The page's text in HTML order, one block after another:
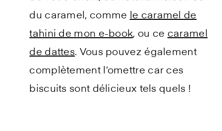
du caramel, comme le caramel de
tahini de mon e-book, ou ce caramel
de dattes. Vous pouvez également
complètement l’omettre car ces
biscuits sont délicieux tels quels !